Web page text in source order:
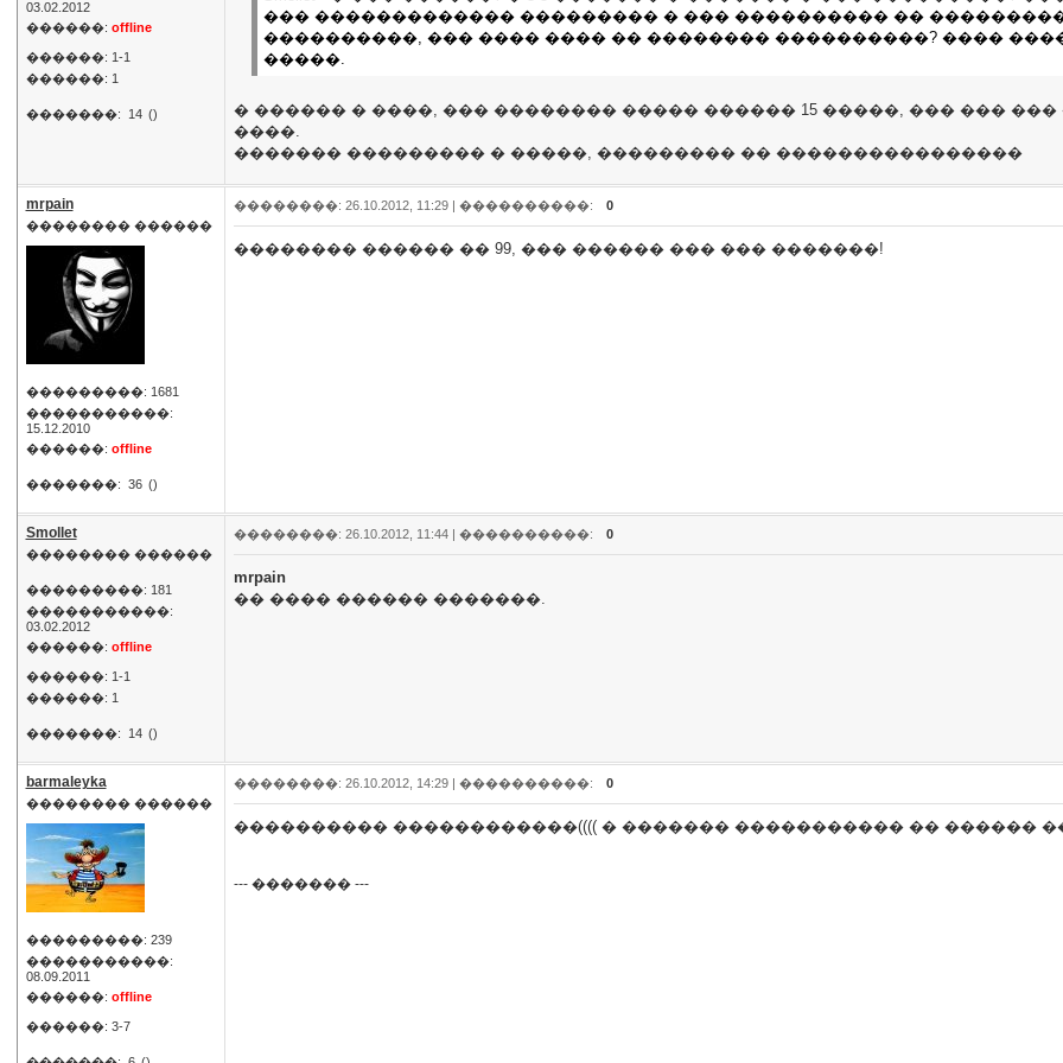
03.02.2012
������: offline
������: 1-1
������: 1
�������: 14 ()
��� ������������� ��������� � ��� ���������� �� ���������,
����������, ��� ���� ���� �� �������� ����������? ����
�����.
� ������ � ����, ��� �������� ����� ������ 15 �����, ��� ���
����.
������� ��������� � �����, ��������� �� ����������������
mrpain
�������� ������
���������: 1681
�����������:
15.12.2010
������: offline
�������: 36 ()
��������: 26.10.2012, 11:29 | ����������: 0
�������� ������ �� 99, ��� ������ ��� ��� �������!
Smollet
�������� ������
���������: 181
�����������:
03.02.2012
������: offline
������: 1-1
������: 1
�������: 14 ()
��������: 26.10.2012, 11:44 | ����������: 0
mrpain
�� ���� ������ �������.
barmaleyka
�������� ������
���������: 239
�����������:
08.09.2011
������: offline
������: 3-7
��������: 26.10.2012, 14:29 | ����������: 0
���������� ������������(((( � ������� ����������� �� ������
--- ������� ---